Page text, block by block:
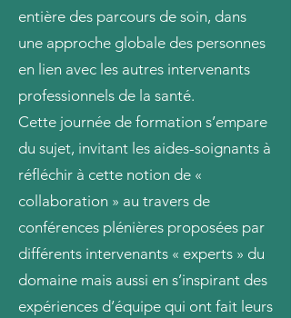
entière des parcours de soin, dans
une approche globale des personnes
en lien avec les autres intervenants
professionnels de la santé.
Cette journée de formation s’empare
du sujet, invitant les aides-soignants à
réfléchir à cette notion de «
collaboration » au travers de
conférences plénières proposées par
différents intervenants « experts » du
domaine mais aussi en s’inspirant des
expériences d’équipe qui ont fait leurs